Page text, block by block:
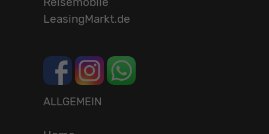
LeasingMarkt.de
ALLGEMEIN